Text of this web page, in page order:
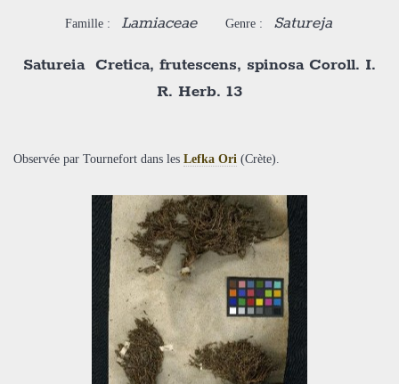
Famille : Lamiaceae Genre : Satureja
Satureia Cretica, frutescens, spinosa Coroll. I.
R. Herb. 13
Observée par Tournefort dans les Lefka Ori (Crète).